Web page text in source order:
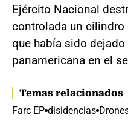
Ejército Nacional
controlada un
que había sido
panamericana en el
Temas relacionados
Farc EP disidencias